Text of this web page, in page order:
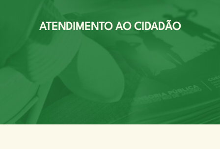
ATENDIMENTO AO CIDADÃO